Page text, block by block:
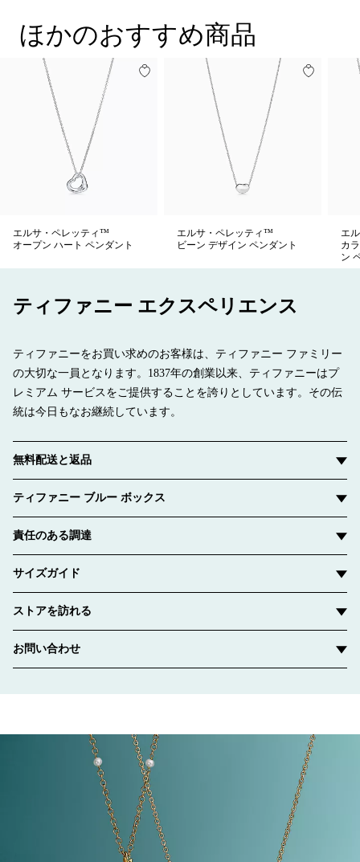
ほかのおすすめ商品
エルサ・ペレッティ™
オープン ハート ペンダント
エルサ・ペレッティ™
ビーン デザイン ペンダント
エ
カ
ン
ティファニー エクスペリエンス
ティファニーをお買い求めのお客様は、ティファニー ファミリー
の大切な一員となります。1837年の創業以来、ティファニーはプ
レミアム サービスをご提供することを誇りとしています。その伝
統は今日もなお継続しています。
無料配送と返品
ティファニー ブルー ボックス
責任のある調達
サイズガイド
ストアを訪れる
お問い合わせ